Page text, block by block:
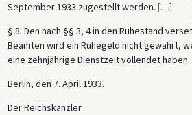
September 1933 zugestellt werden. […]
§ 8. Den nach §§ 3, 4 in den Ruhestand
Beamten wird ein Ruhegeld nicht gewährt,
eine zehnjährige Dienstzeit vollendet haben.
Berlin, den 7. April 1933.
Der Reichskanzler